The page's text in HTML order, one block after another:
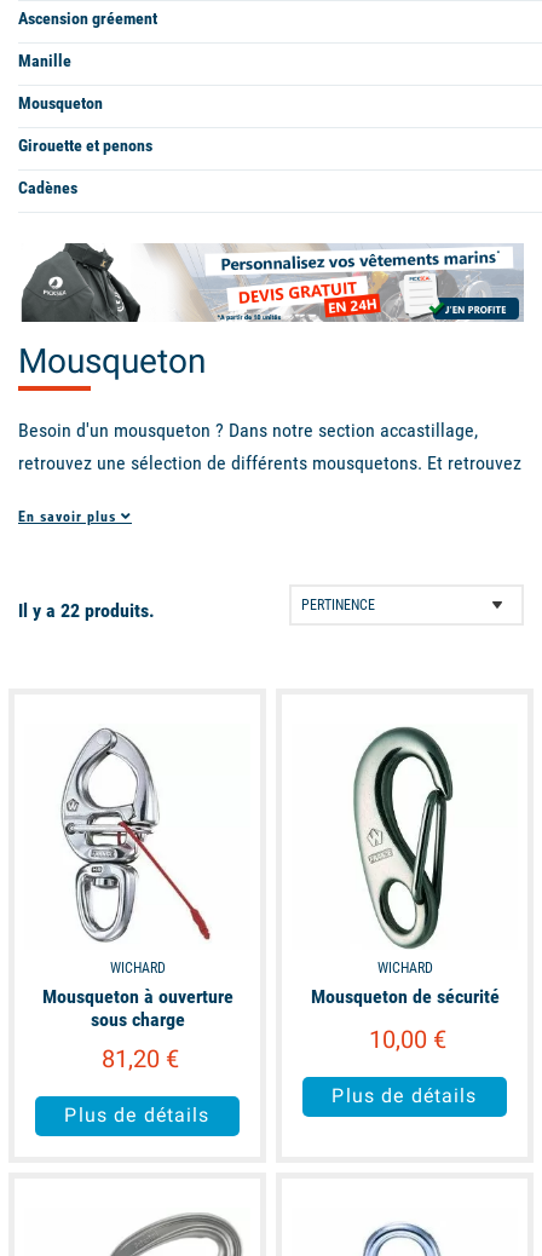
Ascension gréement
Manille
Mousqueton
Girouette et penons
Cadènes
Mousqueton
Besoin d'un mousqueton ? Dans notre section accastillage,
retrouvez une sélection de différents mousquetons. Et retrouvez
boutique Picksea. Parcourez tous nos univers de produits :
En savoir plus
Il y a 22 produits.
WICHARD
Mousqueton à ouverture
sous charge
81,20 €
Plus de détails
WICHARD
Mousqueton de sécurité
10,00 €
Plus de détails